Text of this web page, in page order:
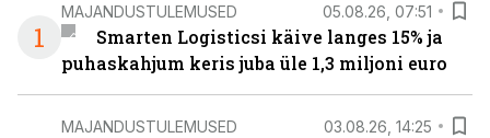
1
MAJANDUSTULEMUSED 05.08.26, 07:51
Smarten Logisticsi käive langes 15% ja
puhaskahjum keris juba üle 1,3 miljoni euro
MAJANDUSTULEMUSED 03.08.26, 14:25